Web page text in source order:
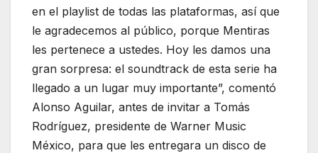
en el playlist de todas las plataformas, así que
le agradecemos al público, porque Mentiras
les pertenece a ustedes. Hoy les damos una
gran sorpresa: el soundtrack de esta serie ha
llegado a un lugar muy importante”, comentó
Alonso Aguilar, antes de invitar a Tomás
Rodríguez, presidente de Warner Music
México, para que les entregara un disco de